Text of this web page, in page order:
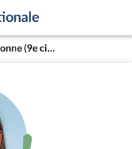
Mme Julie Ozenne - Essonne (9e circonscription)